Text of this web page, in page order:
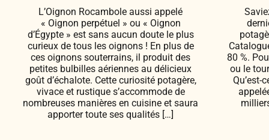
L’Oignon Rocambole aussi appelé
« Oignon perpétuel » ou « Oignon
d’Égypte » est sans aucun doute le plus
curieux de tous les oignons ! En plus de
ces oignons souterrains, il produit des
petites bulbilles aériennes au délicieux
goût d’échalote. Cette curiosité potagère,
vivace et rustique s’accommode de
nombreuses manières en cuisine et saura
apporter toute ses qualités […]
80 %.
ou le
Qu’est-